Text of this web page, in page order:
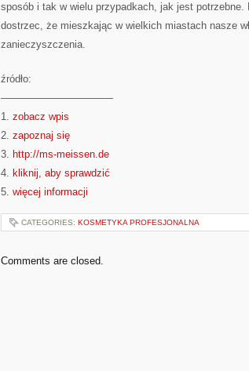
sposób i tak w wielu przypadkach, jak jest
dostrzec, że mieszkając w wielkich miastach nasze
zanieczyszczenia.
źródło:
———————————
1. zobacz wpis
2. zapoznaj się
3. http://ms-meissen.de
4. kliknij, aby sprawdzić
5. więcej informacji
CATEGORIES: KOSMETYKA PROFESJONALNA
Comments are closed.